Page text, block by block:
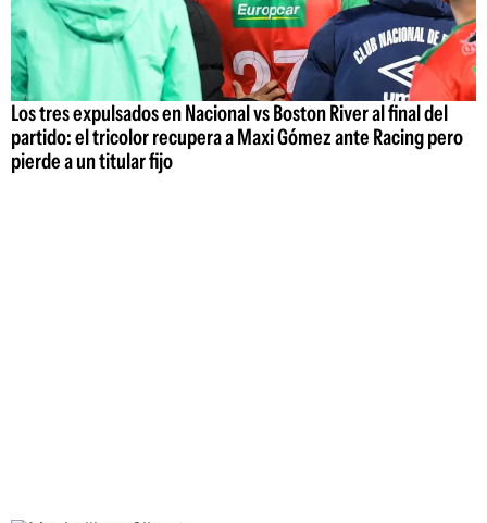
Los tres expulsados en Nacional vs Boston River al final del
partido: el tricolor recupera a Maxi Gómez ante Racing pero
pierde a un titular fijo